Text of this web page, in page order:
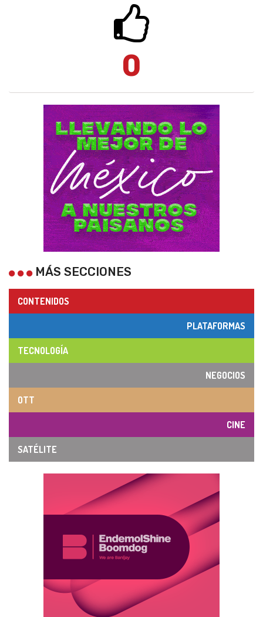
0
MÁS SECCIONES
CONTENIDOS
PLATAFORMAS
TECNOLOGÍA
NEGOCIOS
OTT
CINE
SATÉLITE